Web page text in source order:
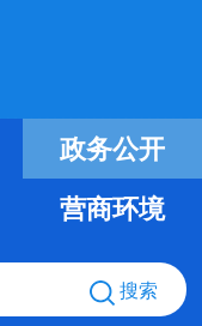
政务公开
营商环境
搜索